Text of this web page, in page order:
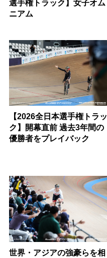
選手権トラック】女子オム
ニアム
【2026全日本選手権トラッ
ク】開幕直前 過去3年間の
優勝者をプレイバック
世界・アジアの強豪らを相